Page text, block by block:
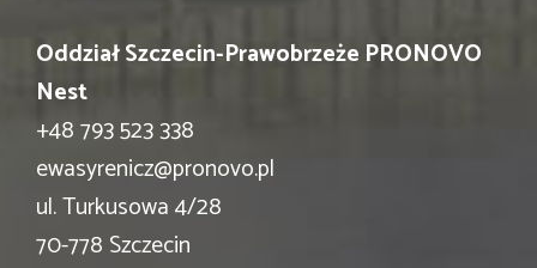
Oddział Szczecin-Prawobrzeże PRONOVO
Nest
+48 793 523 338
ewasyrenicz@pronovo.pl
ul. Turkusowa 4/28
70-778 Szczecin